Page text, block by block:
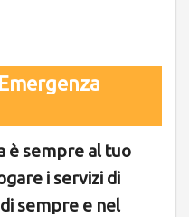
è sempre al tuo
i servizi di
sempre e nel